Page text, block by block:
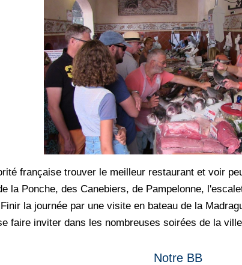
française trouver le meilleur restaurant et voir
la Ponche, des Canebiers, de Pampelonne,
la journée par une visite en bateau de la
faire inviter dans les nombreuses soirées de la
Notre BB